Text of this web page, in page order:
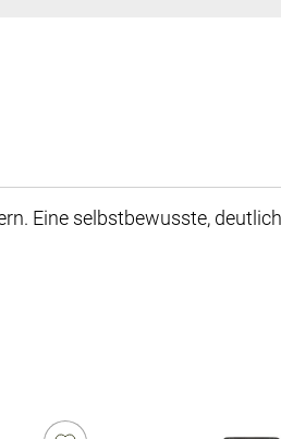
Eine selbstbewusste,